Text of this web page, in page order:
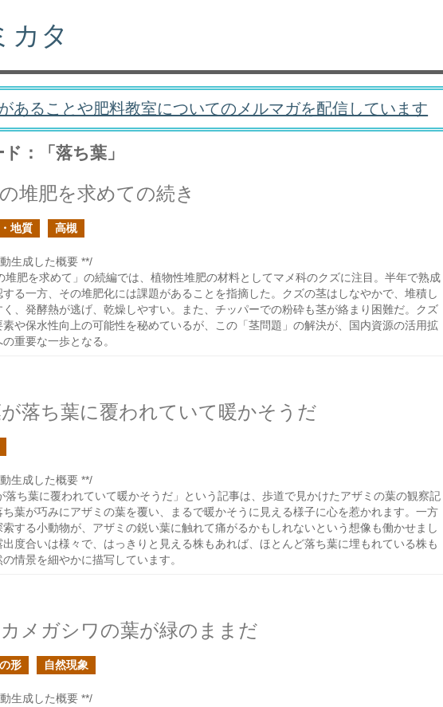
カタ
あることや肥料教室についてのメルマガを配信しています
：「落ち葉」
堆肥を求めての続き
地質 高槻
生成した概要 **/
堆肥を求めて」の続編では、植物性堆肥の材料としてマメ科のクズに注目。半年で熟成
する一方、その堆肥化には課題があることを指摘した。クズの茎はしなやかで、堆積し
、発酵熱が逃げ、乾燥しやすい。また、チッパーでの粉砕も茎が絡まり困難だ。クズ
や保水性向上の可能性を秘めているが、この「茎問題」の解決が、国内資源の活用拡
重要な一歩となる。
落ち葉に覆われていて暖かそうだ
生成した概要 **/
落ち葉に覆われていて暖かそうだ」という記事は、歩道で見かけたアザミの葉の観察記
葉が巧みにアザミの葉を覆い、まるで暖かそうに見える様子に心を惹かれます。一方
する小動物が、アザミの鋭い葉に触れて痛がるかもしれないという想像も働かせまし
度合いは様々で、はっきりと見える株もあれば、ほとんど落ち葉に埋もれている株も
情景を細やかに描写しています。
メガシワの葉が緑のままだ
形 自然現象
生成した概要 **/